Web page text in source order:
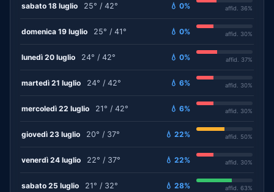
sabato 18 luglio 25° / 42° 💧 0% affid. 36%
domenica 19 luglio 25° / 41° 💧 0% affid. 30%
lunedì 20 luglio 24° / 42° 💧 0% affid. 37%
martedì 21 luglio 24° / 42° 💧 6% affid. 30%
mercoledì 22 luglio 21° / 42° 💧 6% affid. 30%
giovedì 23 luglio 20° / 37° 💧 22% affid. 50%
venerdì 24 luglio 22° / 37° 💧 22% affid. 30%
sabato 25 luglio 21° / 32° 💧 28% affid. 63%